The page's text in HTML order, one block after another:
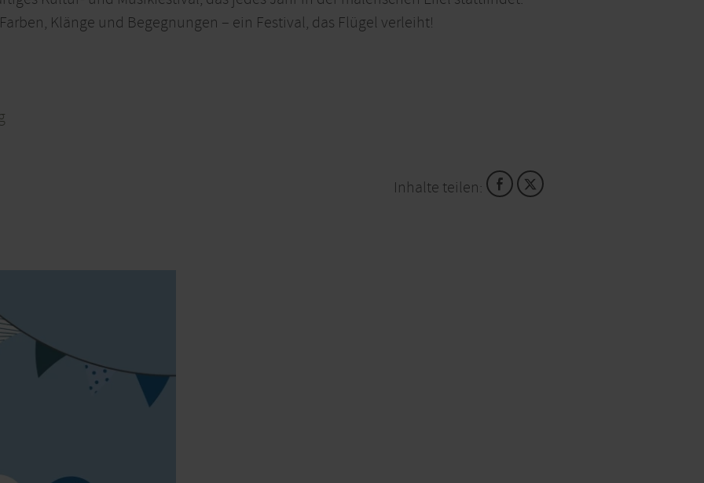
Klänge und Begegnungen – ein Festival, das Flügel verleiht!
Inhalte teilen: